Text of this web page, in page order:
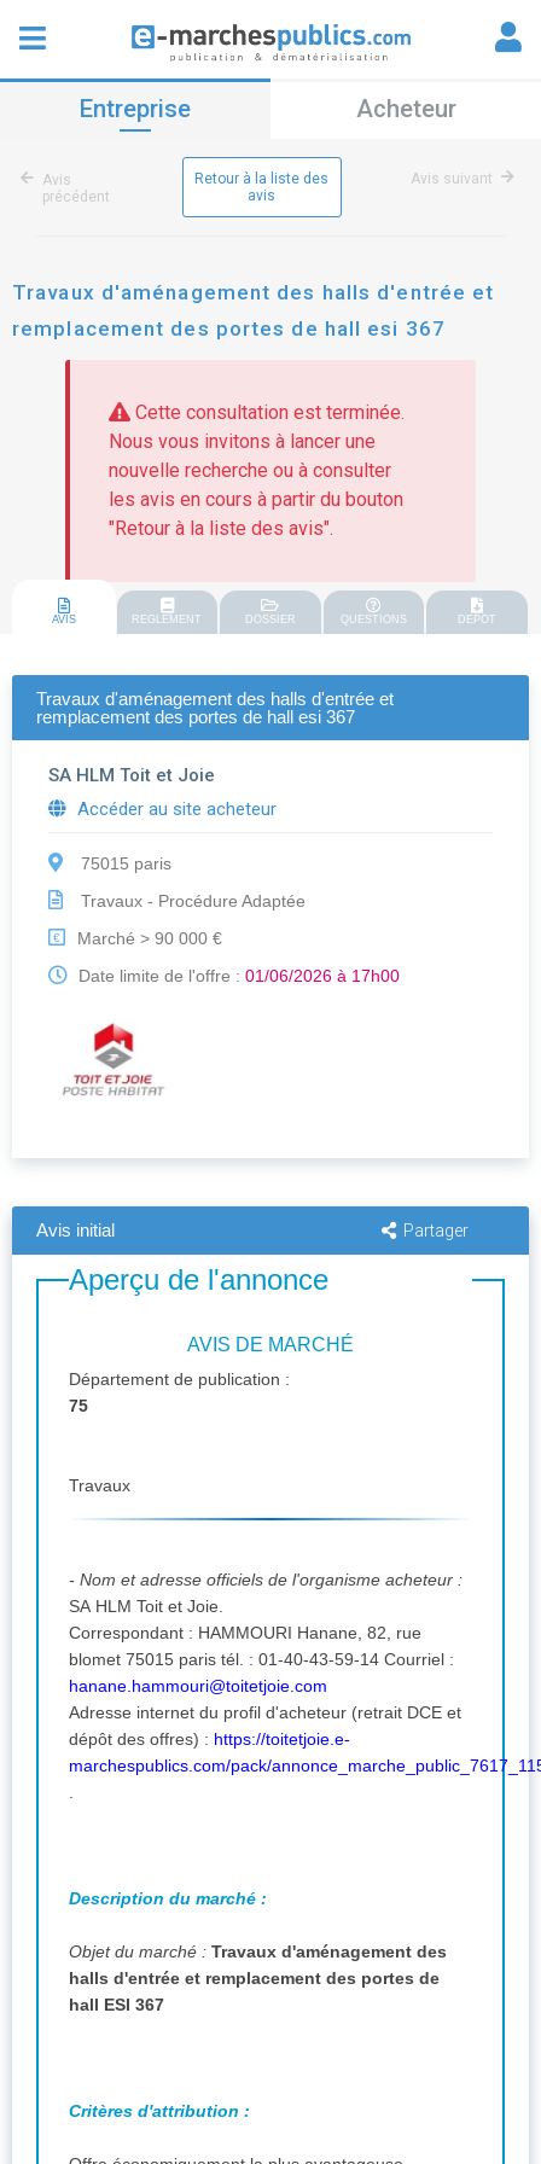
Entreprise Acheteur
Avis
précédent
Retour à la liste des
avis
Avis suivant
Travaux d'aménagement des halls d'entrée et
remplacement des portes de hall esi 367
Cette consultation est terminée.
Nous vous invitons à lancer une
nouvelle recherche ou à consulter
les avis en cours à partir du bouton
"Retour à la liste des avis".
AVIS REGLEMENT DOSSIER QUESTIONS DEPOT
Travaux d'aménagement des halls d'entrée et
remplacement des portes de hall esi 367
SA HLM Toit et Joie
Accéder au site acheteur
75015 paris
Travaux - Procédure Adaptée
€
Marché > 90 000 €
Date limite de l'offre : 01/06/2026 à 17h00
Avis initial Partager
Aperçu de l'annonce
AVIS DE MARCHÉ
Département de publication :
75
Travaux
- Nom et adresse officiels de l'organisme acheteur :
SA HLM Toit et Joie.
Correspondant : HAMMOURI Hanane, 82, rue
blomet 75015 paris tél. : 01-40-43-59-14 Courriel :
hanane.hammouri@toitetjoie.com
Adresse internet du profil d'acheteur (retrait DCE et
dépôt des offres) : https://toitetjoie.e-
marchespublics.com/pack/
Description du marché :
Objet du marché : Travaux d'aménagement des
halls d'entrée et remplacement des portes de
hall ESI 367
Critères d'attribution :